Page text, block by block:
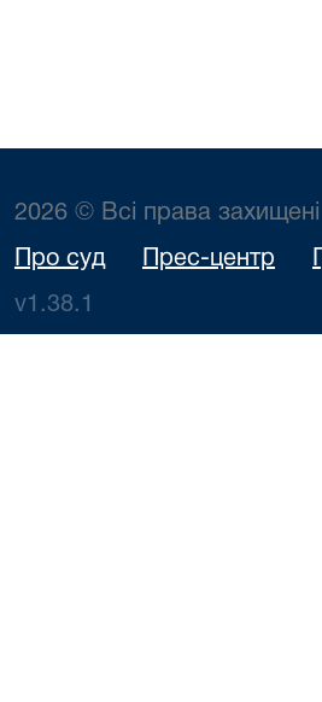
2026 © Всі права захищені
Про суд Прес-центр
v1.38.1